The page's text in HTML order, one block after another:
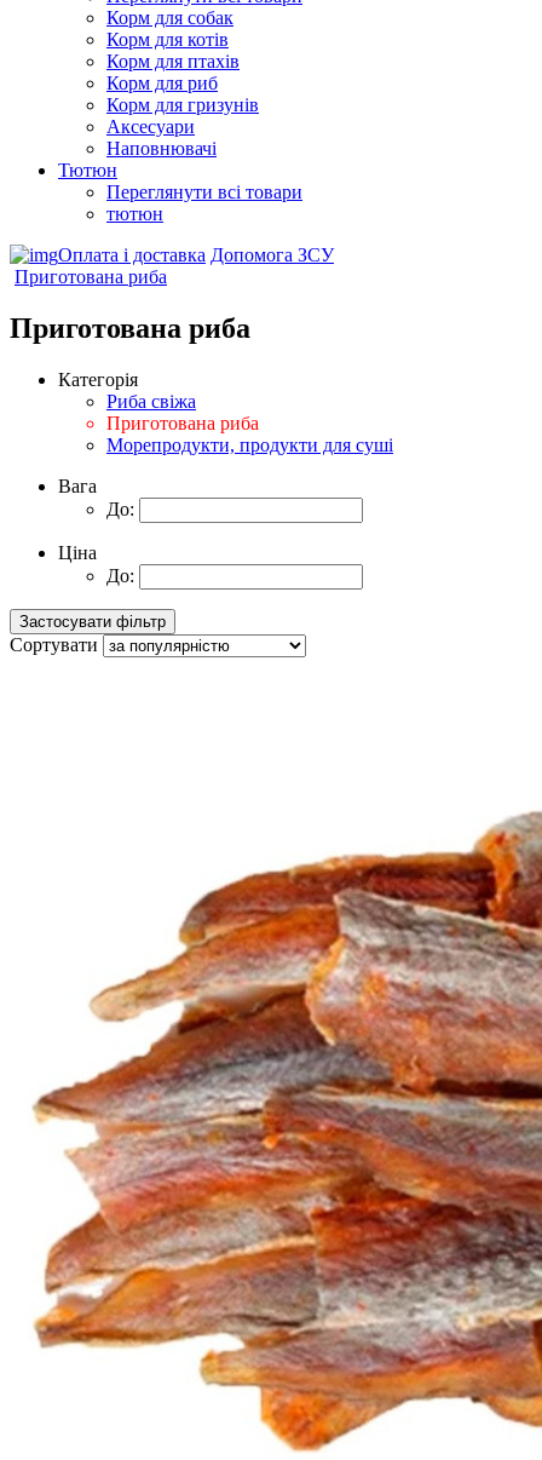
Корм для собак
Корм для котів
Корм для птахів
Корм для риб
Корм для гризунів
Аксесуари
Наповнювачі
Тютюн
Переглянути всі товари
тютюн
Оплата і доставка Допомога ЗСУ
Приготована риба
Приготована риба
Категорія
Риба свіжа
Приготована риба
Морепродукти, продукти для суші
Вага
До:
Ціна
До:
Сортувати